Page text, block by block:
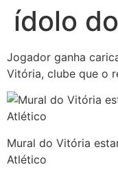
ídolo
Jogador ganha
Vitória, clube que o
Mural do Vitória
Atlético